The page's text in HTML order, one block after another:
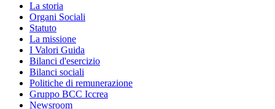
La storia
Organi Sociali
Statuto
La missione
I Valori Guida
Bilanci d'esercizio
Bilanci sociali
Politiche di remunerazione
Gruppo BCC Iccrea
Newsroom